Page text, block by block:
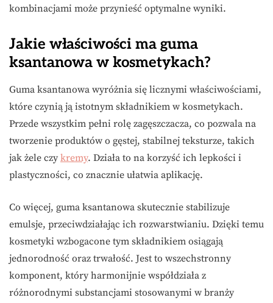
kombinacjami może przynieść optymalne wyniki.
Jakie właściwości ma guma
ksantanowa w kosmetykach?
Guma ksantanowa wyróżnia się licznymi właściwościami,
które czynią ją istotnym składnikiem w kosmetykach.
Przede wszystkim pełni rolę zagęszczacza, co pozwala na
tworzenie produktów o gęstej, stabilnej teksturze, takich
jak żele czy kremy. Działa to na korzyść ich lepkości i
plastyczności, co znacznie ułatwia aplikację.
Co więcej, guma ksantanowa skutecznie stabilizuje
emulsje, przeciwdziałając ich rozwarstwianiu. Dzięki temu
kosmetyki wzbogacone tym składnikiem osiągają
jednorodność oraz trwałość. Jest to wszechstronny
komponent, który harmonijnie współdziała z
różnorodnymi substancjami stosowanymi w branży